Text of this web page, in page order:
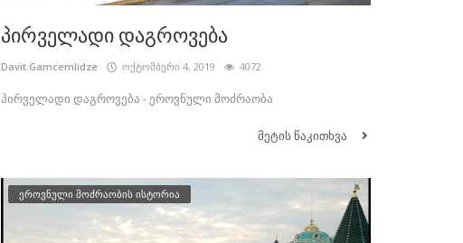
პირველადი დაგროვება
Davit.Gamcemlidze ოქტომბერი 4, 2019 4072
პირველადი დაგროვება - ეროვნული მოძრაობა
მეტის წაკითხვა
ეროვნული მოძრაობის ისტორია